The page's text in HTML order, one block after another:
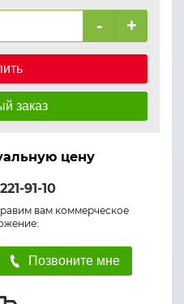
- +
заказ
цену
91-10
вам коммерческое
Позвоните мне